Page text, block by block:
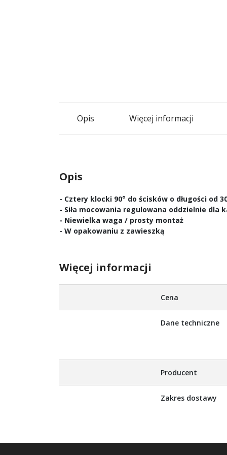
Opis Więcej informacji
Opis
- Cztery klocki 90° do ścisków o długości od
- Siła mocowania regulowana oddzielnie dla
- Niewielka waga / prosty montaż
- W opakowaniu z zawieszką
Więcej informacji
Cena
Dane techniczne
Producent
Zakres dostawy